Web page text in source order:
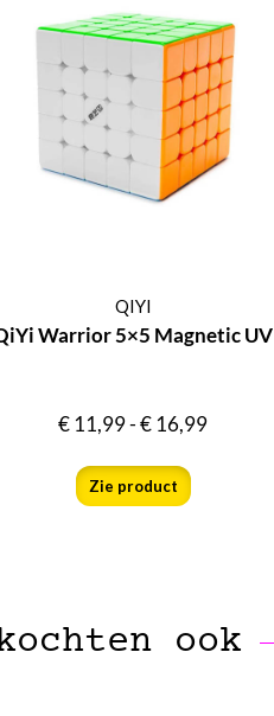
QIYI
Warrior 5×5 Magnetic UV
€11,99-€16,99
Zie product
ook